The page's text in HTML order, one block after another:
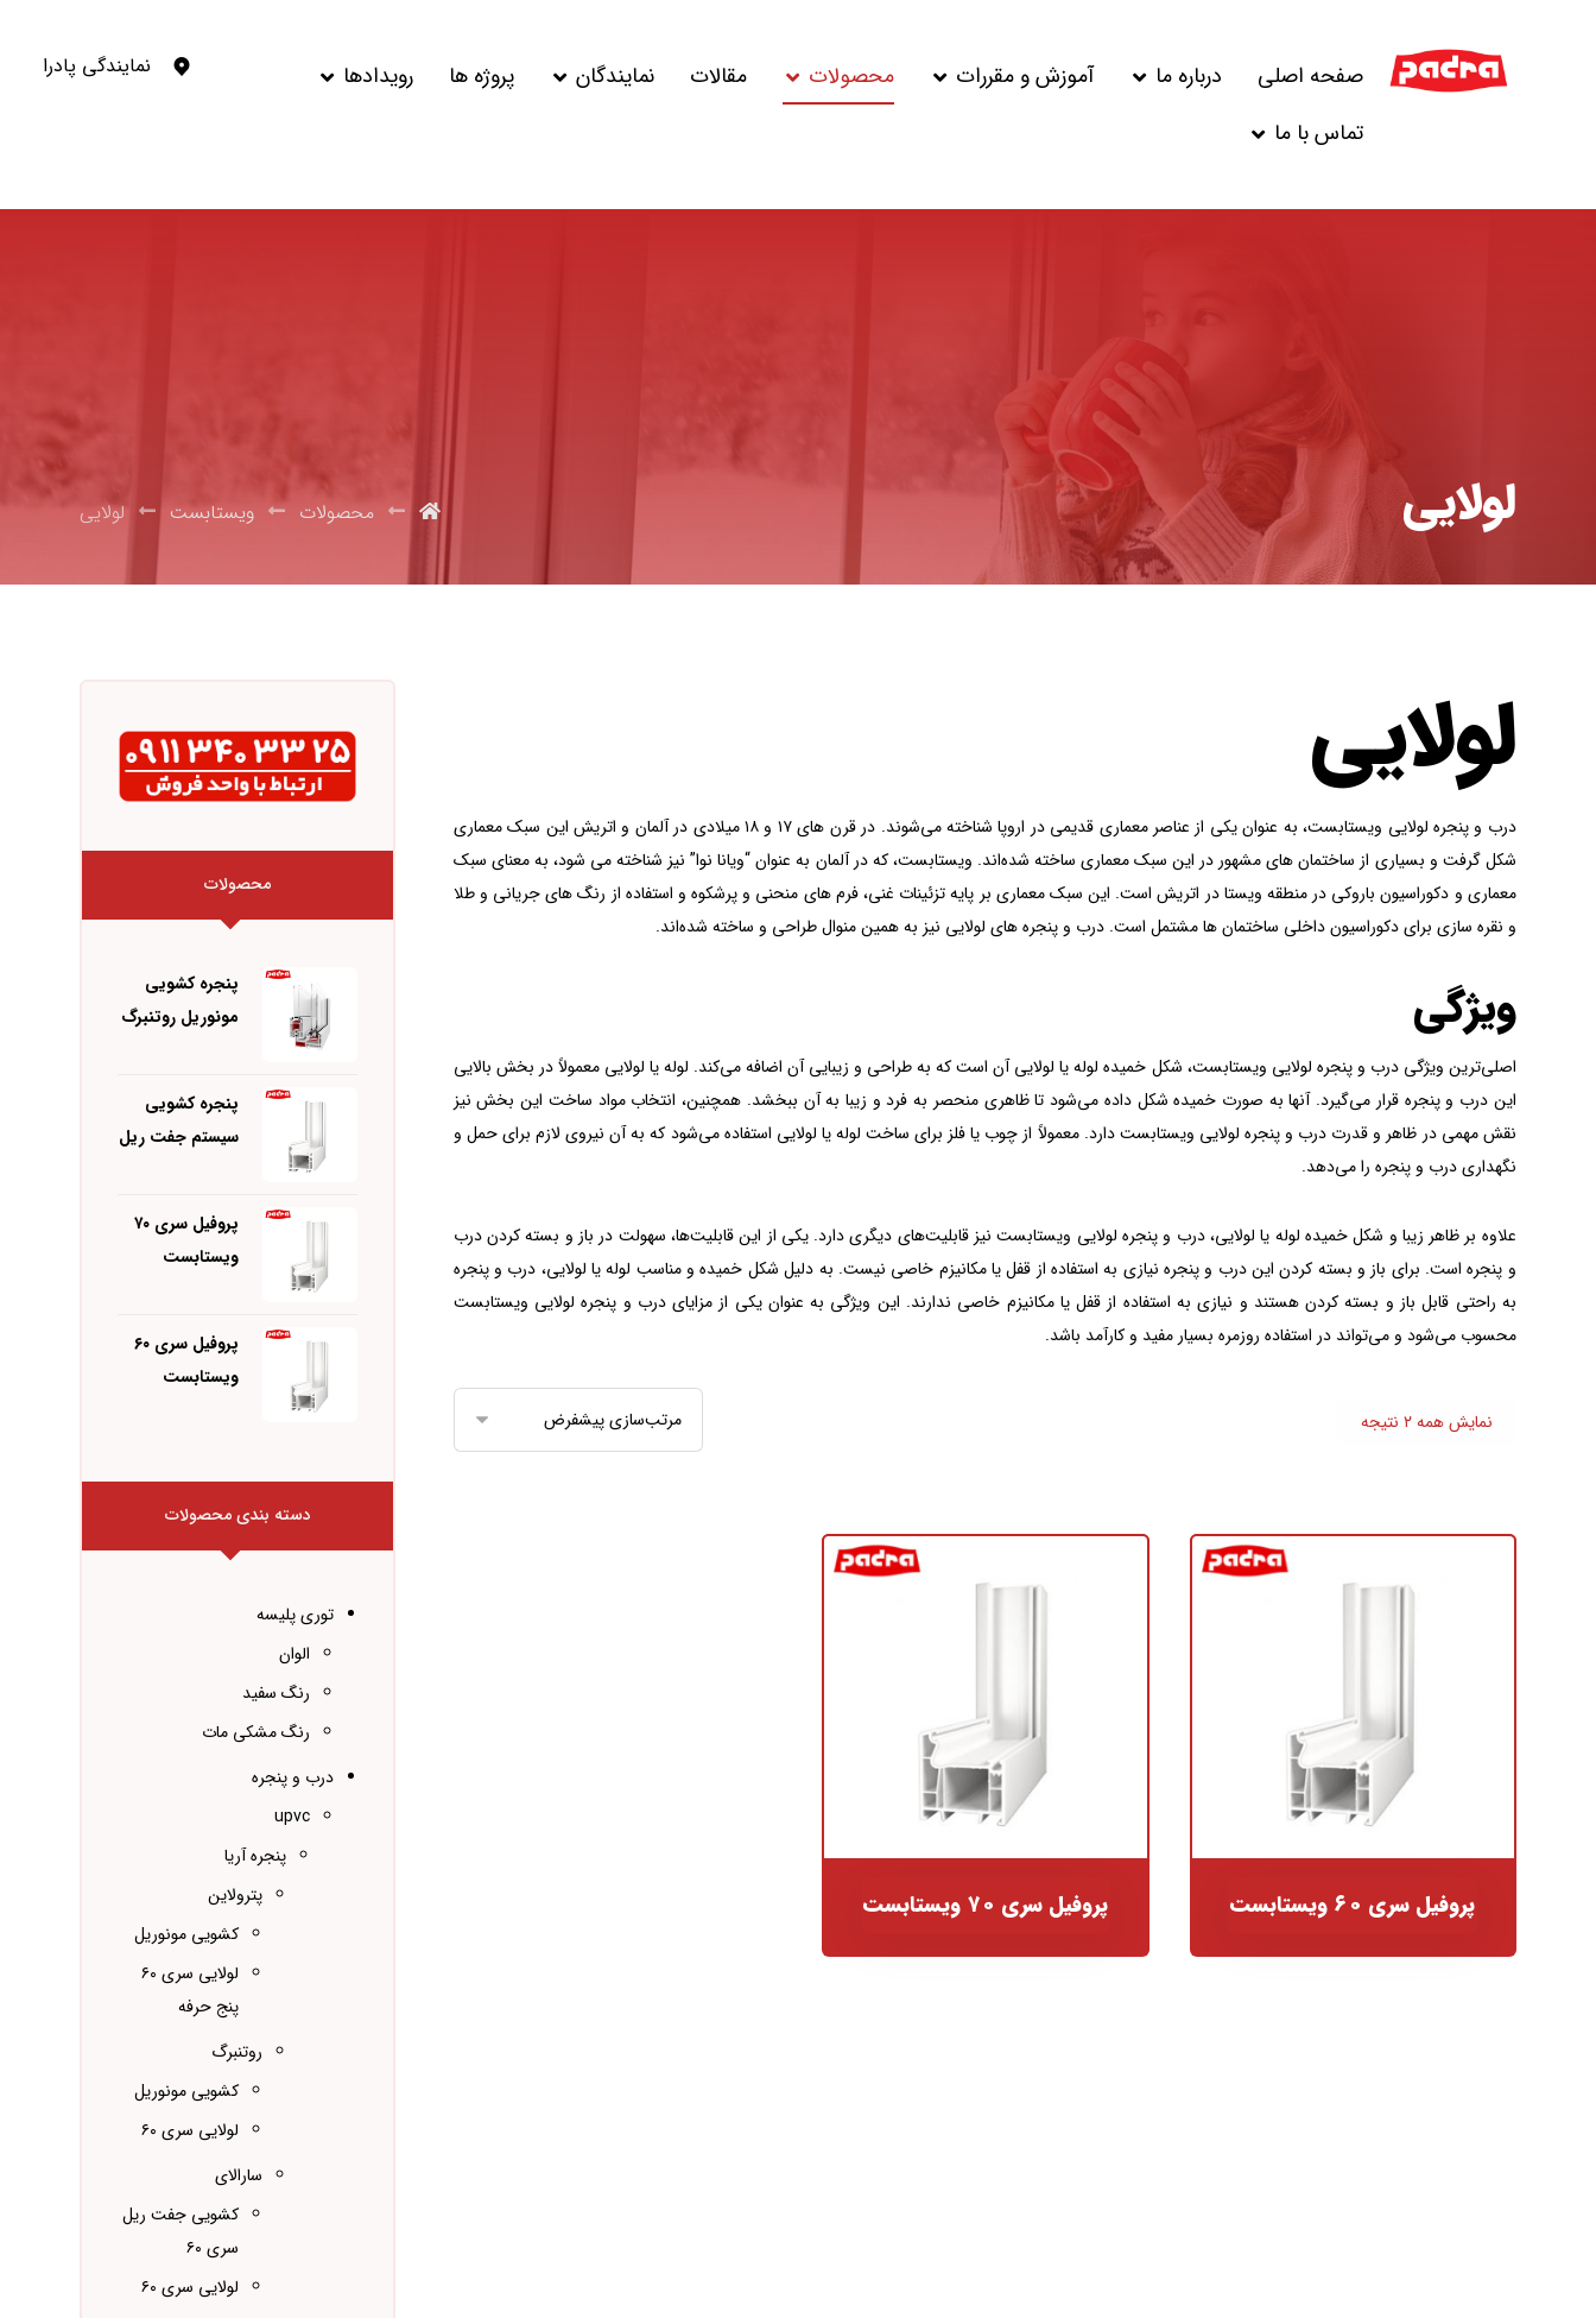
صفحه اصلی درباره ما آموزش و مقررات محصولات مقالات نمایندگان پروژه ها
رویدادها
تماس با ما
نمایندگی پادرا
لولایی محصولات ویستابست لولایی
لولایی
درب و پنجره لولایی ویستابست، به عنوان یکی از عناصر معماری قدیمی در اروپا شناخته می‌شوند. در قرن های ۱۷ و ۱۸ میلادی در آلمان و اتریش این سبک معماری
شکل گرفت و بسیاری از ساختمان های مشهور در این سبک معماری ساخته‌ شده‌اند. ویستابست، که در آلمان به عنوان “ویانا نوا” نیز شناخته می شود، به معنای سبک
معماری و دکوراسیون باروکی در منطقه ویستا در اتریش است. این سبک معماری بر پایه تزئینات غنی، فرم های منحنی و پرشکوه و استفاده از رنگ های جریانی و طلا
و نقره سازی برای دکوراسیون داخلی ساختمان ها مشتمل است. درب و پنجره های لولایی نیز به همین منوال طراحی و ساخته‌ شده‌اند.
ویژگی
اصلی‌ترین ویژگی درب و پنجره لولایی‌ ویستابست، شکل خمیده لوله یا لولایی‌ آن است که به طراحی و زیبایی آن اضافه می‌کند. لوله یا لولایی معمولاً در بخش بالایی
این درب و پنجره قرار می‌گیرد. آنها به صورت خمیده شکل داده‌ می‌شود تا ظاهری منحصر به فرد و زیبا به آن ببخشد. همچنین، انتخاب مواد ساخت این بخش نیز
نقش مهمی در ظاهر و قدرت درب و پنجره لولایی ویستابست دارد. معمولاً از چوب یا فلز برای ساخت لوله یا لولایی استفاده می‌شود که به آن نیروی لازم برای حمل و
نگهداری درب و پنجره را می‌دهد.
علاوه بر ظاهر زیبا و شکل خمیده لوله یا لولایی، درب و پنجره لولایی ویستابست نیز قابلیت‌های دیگری دارد. یکی از این قابلیت‌ها، سهولت در باز و بسته‌ کردن درب
و پنجره است. برای باز و بسته‌ کردن این درب و پنجره نیازی به استفاده از قفل یا مکانیزم خاصی نیست. به دلیل شکل خمیده و مناسب لوله یا لولایی، درب و پنجره
به راحتی قابل باز و بسته کردن هستند و نیازی به استفاده از قفل یا مکانیزم خاصی ندارند. این ویژگی به عنوان یکی از مزایای درب و پنجره لولایی ویستابست
محسوب می‌شود و می‌تواند در استفاده روزمره بسیار مفید و کارآمد باشد.
نمایش همه ۲ نتیجه
پروفیل سری ۶۰ ویستابست پروفیل سری ۷۰ ویستابست
محصولات
پنجره کشویی
مونوریل روتنبرگ
پنجره کشویی
سیستم جفت ریل
پروفیل سری ۷۰
ویستابست
پروفیل سری ۶۰
ویستابست
دسته بندی محصولات
توری پلیسه
الوان
رنگ سفید
رنگ مشکی مات
درب و پنجره
upvc
پنجره آریا
پترولاین
کشویی مونوریل
لولایی سری ۶۰
پنج حرفه
روتنبرگ
کشویی مونوریل
لولایی سری ۶۰
سارالای
کشویی جفت ریل
سری ۶۰
لولایی سری ۶۰